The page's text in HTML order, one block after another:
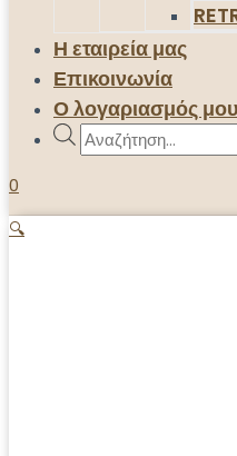
Η εταιρεία μας
Επικοινωνία
Ο λογαριασμός μου
Products
search
0
🔍